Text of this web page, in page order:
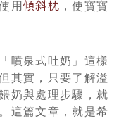
用傾斜枕 ，使寶寶
噴泉式吐奶」這樣
其實，只要了解溢
奶與處理步驟，就
這篇文章，就是希